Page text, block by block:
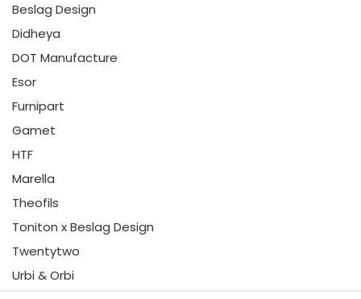
Beslag Design
Didheya
DOT Manufacture
Esor
Furnipart
Gamet
HTF
Marella
Theofils
Toniton x Beslag Design
Twentytwo
Urbi & Orbi